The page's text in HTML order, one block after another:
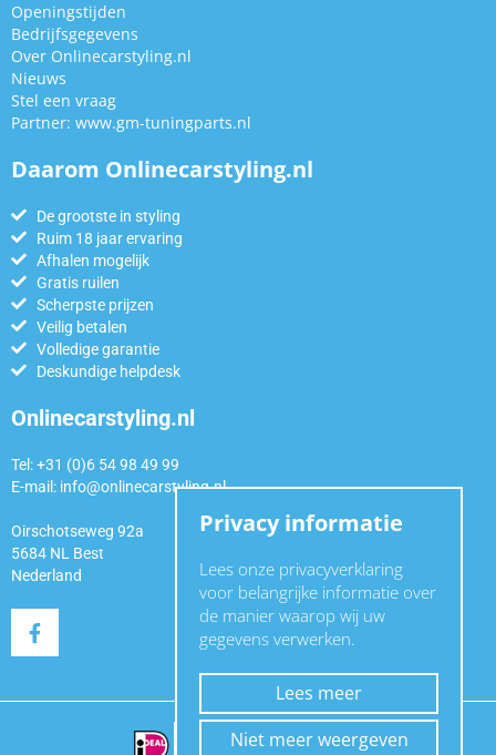
Openingstijden
Bedrijfsgegevens
Over Onlinecarstyling.nl
Nieuws
Stel een vraag
Partner: www.gm-tuningparts.nl
Daarom Onlinecarstyling.nl
De grootste in styling
Ruim 18 jaar ervaring
Afhalen mogelijk
Gratis ruilen
Scherpste prijzen
Veilig betalen
Volledige garantie
Deskundige helpdesk
Onlinecarstyling.nl
Tel: +31 (0)6 54 98 49 99
E-mail: info@onlinecarstyling.nl
Oirschotseweg 92a
5684 NL Best
Nederland
Privacy informatie
Lees onze privacyverklaring
voor belangrijke informatie over
de manier waarop wij uw
gegevens verwerken.
Lees meer
Niet meer weergeven